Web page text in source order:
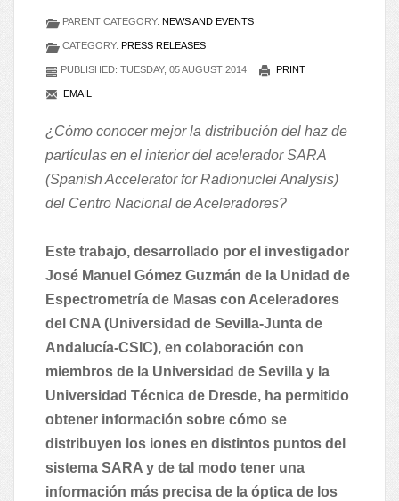
PARENT CATEGORY: NEWS AND EVENTS
CATEGORY: PRESS RELEASES
PUBLISHED: TUESDAY, 05 AUGUST 2014 PRINT
EMAIL
¿Cómo conocer mejor la distribución del haz de
partículas en el interior del acelerador SARA
(Spanish Accelerator for Radionuclei Analysis)
del Centro Nacional de Aceleradores?
Este trabajo, desarrollado por el investigador
José Manuel Gómez Guzmán de la Unidad de
Espectrometría de Masas con Aceleradores
del CNA (Universidad de Sevilla-Junta de
Andalucía-CSIC), en colaboración con
miembros de la Universidad de Sevilla y la
Universidad Técnica de Dresde, ha permitido
obtener información sobre cómo se
distribuyen los iones en distintos puntos del
sistema SARA y de tal modo tener una
información más precisa de la óptica de los